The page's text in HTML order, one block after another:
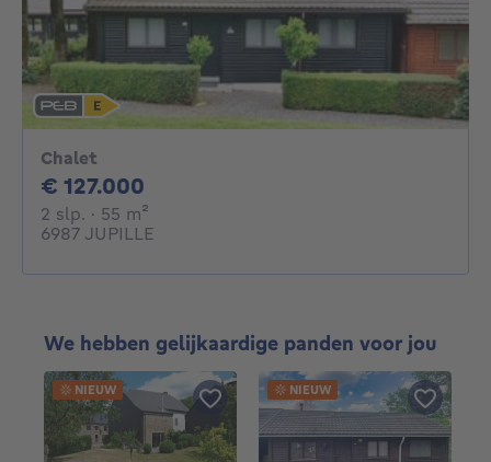
Chalet
€ 127.000
2 slp. 2 slaapkamers
· 55 m²
6987 JUPILLE
We hebben gelijkaardige panden voor jou
NIEUW NIEUW